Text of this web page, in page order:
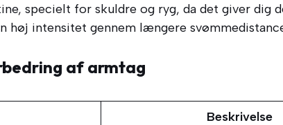
specielt for skuldre og ryg, da det giver dig
høj intensitet gennem længere
af armtag
Beskrivelse